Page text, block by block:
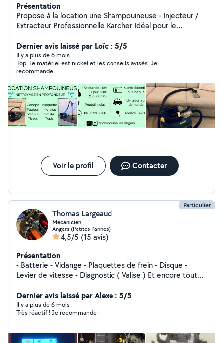
Présentation
Propose à la location une Shampouineuse - Injecteur /
Extracteur Professionnelle Karcher Idéal pour le
Fauteuil - Canapé - Tissus / Textile - Siège de voiture
Tarif ( Produit inclus ) : - 1/2 Journée : 15e - 1 Jour : 20e -
2 Jours : 30e Possibilité de livrer la machine à votre
domicile. Caution : - Chèque non encaissée Ou - Carte
d'identité Matériel Professionnel, simple d'utilisation,
puissant et très efficace. Pour plus de renseignements,
n'hésitez pas à me contacter.
Dernier avis laissé par Loïc : 5/5
Il y a plus de 6 mois
Top. Le matériel est nickel et les conseils avisés. Je
recommande
Voir le profil Contacter
Particulier
Thomas Largeaud
Mécanicien
Angers (Petites Pannes)
4,5/5 (15 avis)
Présentation
- Batterie - Vidange - Plaquettes de frein - Disque -
Levier de vitesse - Diagnostic ( Valise ) Et encore tout
Dernier avis laissé par Alexe : 5/5
Il y a plus de 6 mois
Très réactif ! Je recommande